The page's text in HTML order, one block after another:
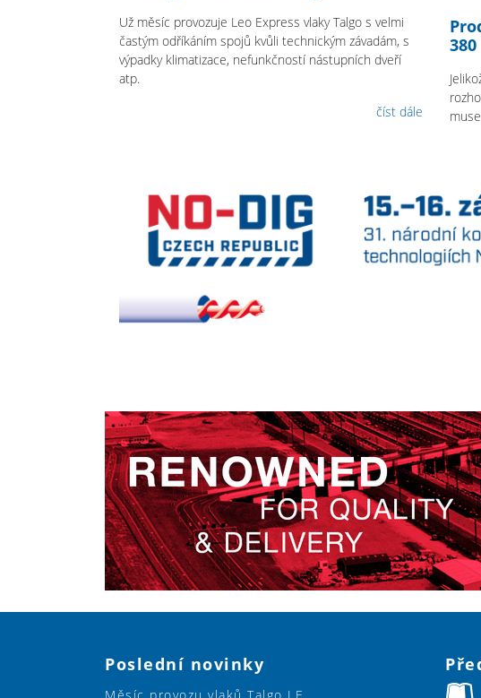
Už měsíc provozuje Leo Express vlaky Talgo s velmi
častým odříkáním spojů kvůli technickým závadám, s
výpadky klimatizace, nefunkčností nástupních dveří
atp.
číst dále
380
Poslední novinky